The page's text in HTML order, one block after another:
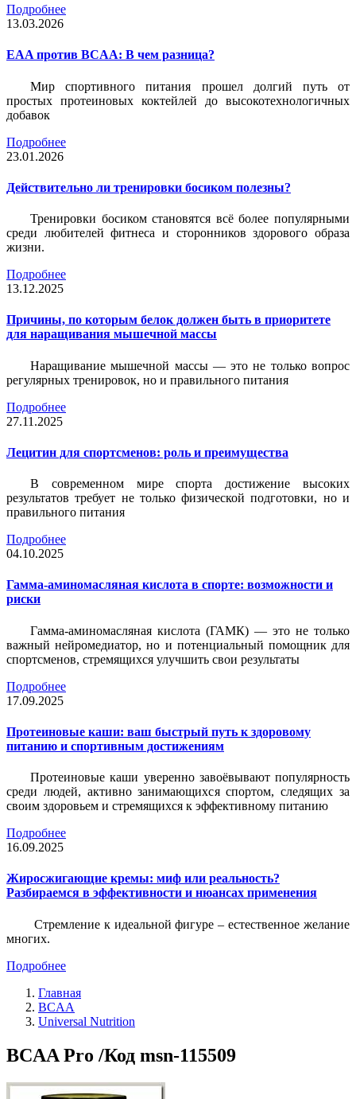
Подробнее
13.03.2026
EAA против BCAA: В чем разница?
Мир спортивного питания прошел долгий путь от
простых протеиновых коктейлей до высокотехнологичных
добавок
Подробнее
23.01.2026
Действительно ли тренировки босиком полезны?
Тренировки босиком становятся всё более популярными
среди любителей фитнеса и сторонников здорового образа
жизни.
Подробнее
13.12.2025
Причины, по которым белок должен быть в приоритете
для наращивания мышечной массы
Наращивание мышечной массы — это не только вопрос
регулярных тренировок, но и правильного питания
Подробнее
27.11.2025
Лецитин для спортсменов: роль и преимущества
В современном мире спорта достижение высоких
результатов требует не только физической подготовки, но и
правильного питания
Подробнее
04.10.2025
Гамма-аминомасляная кислота в спорте: возможности и
риски
Гамма-аминомасляная кислота (ГАМК) — это не только
важный нейромедиатор, но и потенциальный помощник для
спортсменов, стремящихся улучшить свои результаты
Подробнее
17.09.2025
Протеиновые каши: ваш быстрый путь к здоровому
питанию и спортивным достижениям
Протеиновые каши уверенно завоёвывают популярность
среди людей, активно занимающихся спортом, следящих за
своим здоровьем и стремящихся к эффективному питанию
Подробнее
16.09.2025
Жиросжигающие кремы: миф или реальность?
Разбираемся в эффективности и нюансах применения
Стремление к идеальной фигуре – естественное желание
многих.
Подробнее
Главная
BCAA
Universal Nutrition
BCAA Pro /Код msn-115509